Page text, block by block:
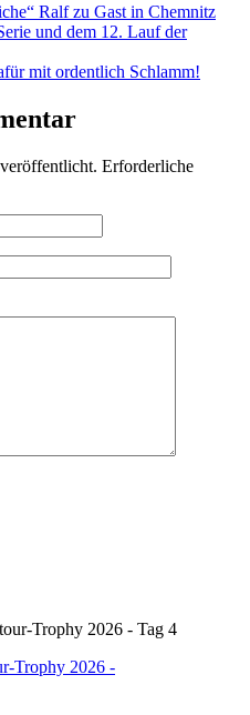
Ralf zu Gast in Chemnitz
und dem 12. Lauf der
mit ordentlich Schlamm!
Erforderliche
Trophy 2026 -